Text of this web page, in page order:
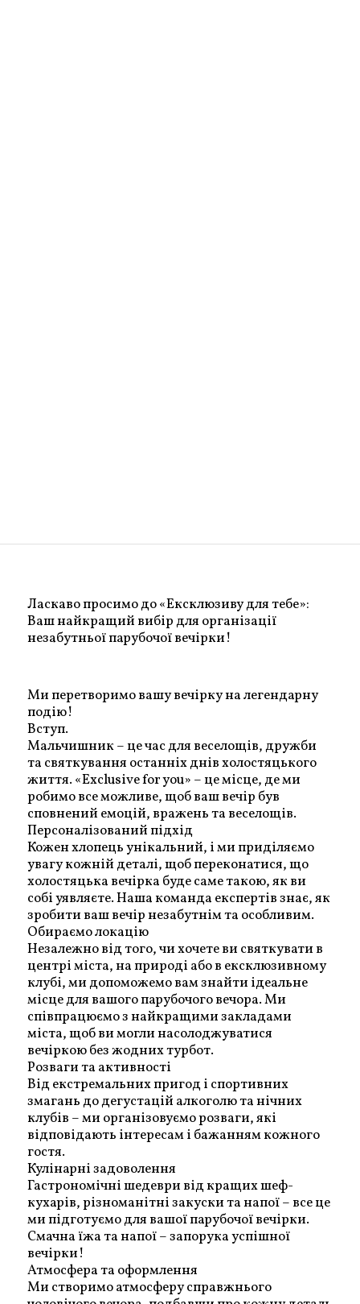
Ласкаво просимо до «Ексклюзиву для тебе»:
Ваш найкращий вибір для організації
незабутньої парубочої вечірки!
Ми перетворимо вашу вечірку на легендарну
подію!
Вступ.
Мальчишник – це час для веселощів, дружби
та святкування останніх днів холостяцького
життя. «Exclusive for you» – це місце, де ми
робимо все можливе, щоб ваш вечір був
сповнений емоцій, вражень та веселощів.
Персоналізований підхід
Кожен хлопець унікальний, і ми приділяємо
увагу кожній деталі, щоб переконатися, що
холостяцька вечірка буде саме такою, як ви
собі уявляєте. Наша команда експертів знає, як
зробити ваш вечір незабутнім та особливим.
Обираємо локацію
Незалежно від того, чи хочете ви святкувати в
центрі міста, на природі або в ексклюзивному
клубі, ми допоможемо вам знайти ідеальне
місце для вашого парубочого вечора. Ми
співпрацюємо з найкращими закладами
міста, щоб ви могли насолоджуватися
вечіркою без жодних турбот.
Розваги та активності
Від екстремальних пригод і спортивних
змагань до дегустацій алкоголю та нічних
клубів – ми організовуємо розваги, які
відповідають інтересам і бажанням кожного
гостя.
Кулінарні задоволення
Гастрономічні шедеври від кращих шеф-
кухарів, різноманітні закуски та напої – все це
ми підготуємо для вашої парубочої вечірки.
Смачна їжа та напої – запорука успішної
вечірки!
Атмосфера та оформлення
Ми створимо атмосферу справжнього